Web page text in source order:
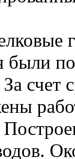
были
счет